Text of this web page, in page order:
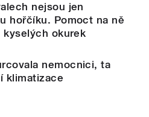
nejsou jen
hořčíku. Pomoct na ně
kyselých okurek
nemocnici, ta
klimatizace